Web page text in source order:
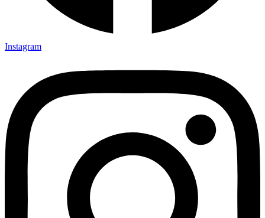
Instagram